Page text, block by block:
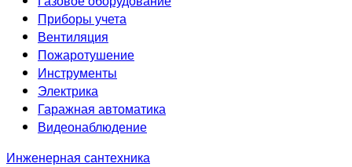
Приборы учета
Вентиляция
Пожаротушение
Инструменты
Электрика
Гаражная автоматика
Видеонаблюдение
Инженерная сантехника